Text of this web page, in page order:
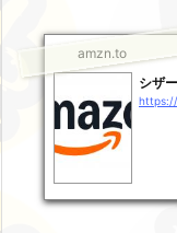
amzn.to
シザ